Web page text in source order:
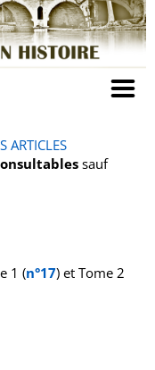
ARTICLES
sauf
1 (n°17) et Tome 2